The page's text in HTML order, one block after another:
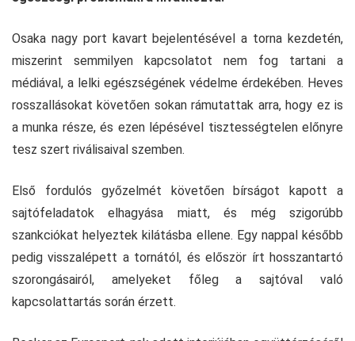
Osaka nagy port kavart bejelentésével a torna kezdetén,
miszerint semmilyen kapcsolatot nem fog tartani a
médiával, a lelki egészségének védelme érdekében. Heves
rosszallásokat követően sokan rámutattak arra, hogy ez is
a munka része, és ezen lépésével tisztességtelen előnyre
tesz szert riválisaival szemben.
Első fordulós győzelmét követően bírságot kapott a
sajtófeladatok elhagyása miatt, és még szigorúbb
szankciókat helyeztek kilátásba ellene. Egy nappal később
pedig visszalépett a tornától, és először írt hosszantartó
szorongásairól, amelyeket főleg a sajtóval való
kapcsolattartás során érzett.